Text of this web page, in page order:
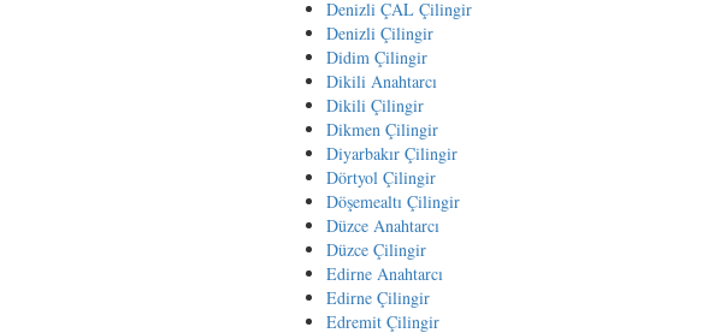
Denizli ÇAL Çilingir
Denizli Çilingir
Didim Çilingir
Dikili Anahtarcı
Dikili Çilingir
Dikmen Çilingir
Diyarbakır Çilingir
Dörtyol Çilingir
Döşemealtı Çilingir
Düzce Anahtarcı
Düzce Çilingir
Edirne Anahtarcı
Edirne Çilingir
Edremit Çilingir